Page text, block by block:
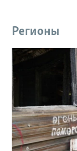
Регионы